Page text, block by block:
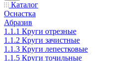
Каталог
Оснастка
Абразив
1.1.1 Круги отрезные
1.1.2 Круги зачистные
1.1.3 Круги лепестковые
1.1.5 Круги точильные